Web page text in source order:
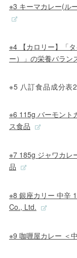
※3 キーマカレー(ル
※4 【カロリー】「
ー）」の栄養バラン
※5 八訂食品成分表
※6 115g バーモント
ス食品
※7 185g ジャワカレ
品
※8 銀座カリー 中辛
Co., Ltd.
※9 咖喱屋カレー ＜